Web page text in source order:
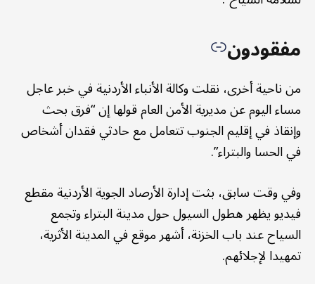
مفقودون
من ناحية أخرى، نقلت وكالة الأنباء الأردنية في خبر عاجل
مساء اليوم عن مديرية الأمن العام قولها إن “فرق بحث
وإنقاذ في إقليم الجنوب تتعامل مع حادثي فقدان أشخاص
في الحسا والبتراء”.
وفي وقت سابق، بثت إدارة الأرصاد الجوية الأردنية مقطع
فيديو يظهر هطول السيول حول مدينة البتراء وتجمع
السياح عند باب الخزنة، أشهر موقع في المدينة الأثرية،
تمهيدا لإجلائهم.